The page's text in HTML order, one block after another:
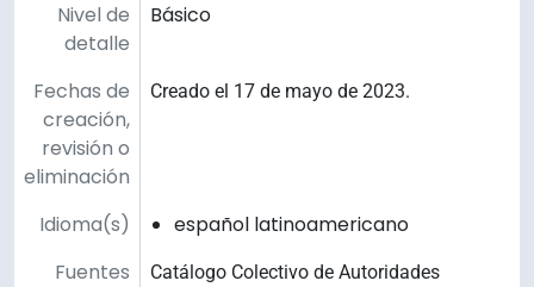
Nivel de
detalle
Básico
Fechas de
creación,
revisión o
eliminación
Creado el 17 de mayo de 2023.
Idioma(s)
español latinoamericano
Fuentes
Catálogo Colectivo de Autoridades